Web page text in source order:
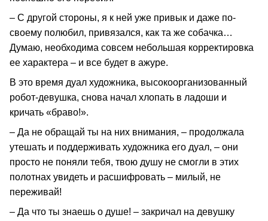
– С другой стороны, я к ней уже привык и даже по-
своему полюбил, привязался, как та же собачка…
Думаю, необходима совсем небольшая корректировка
ее характера – и все будет в ажуре.
В это время дуал художника, высокоорганизованный
робот-девушка, снова начал хлопать в ладоши и
кричать «браво!».
– Да не обращай ты на них внимания, – продолжала
утешать и поддерживать художника его дуал, – они
просто не поняли тебя, твою душу не смогли в этих
полотнах увидеть и расшифровать – милый, не
переживай!
– Да что ты знаешь о душе! – закричал на девушку